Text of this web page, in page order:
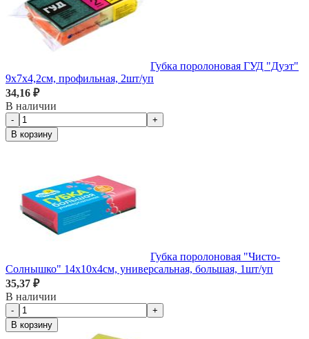
Губка поролоновая ГУД "Дуэт"
9х7х4,2см, профильная, 2шт/уп
34,16 ₽
В наличии
-
+
В корзину
Губка поролоновая "Чисто-
Солнышко" 14х10х4см, универсальная, большая, 1шт/уп
35,37 ₽
В наличии
-
+
В корзину